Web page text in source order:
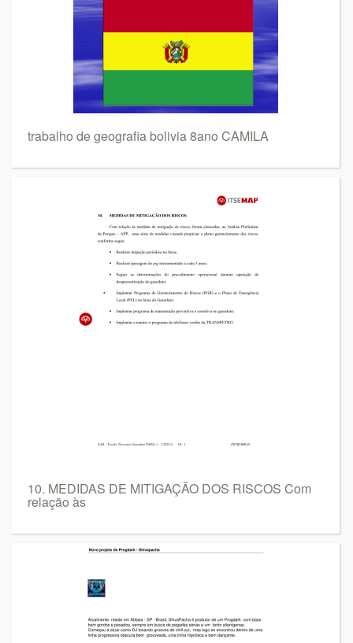
trabalho de geografia bolivia 8ano CAMILA
10. MEDIDAS DE MITIGAÇÃO DOS RISCOS Com
relação às